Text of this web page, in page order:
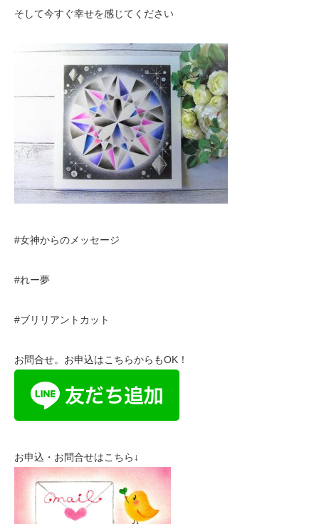
そして今すぐ幸せを感じてください
#女神からのメッセージ
#れー夢
#ブリリアントカット
お問合せ。お申込はこちらからもOK！
お申込・お問合せはこちら↓